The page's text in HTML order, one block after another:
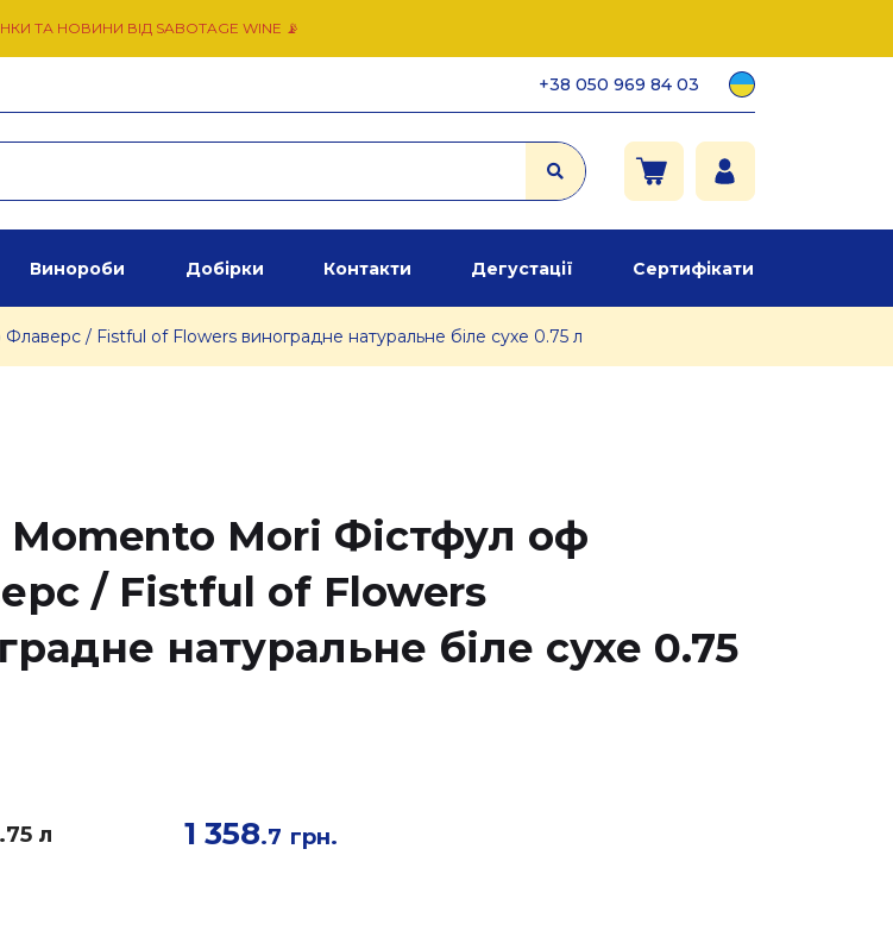
ТА НОВИНИ ВІД SABOTAGE WINE 📡
+38 050 969 84 03
Винороби Добірки Контакти Дегустації Сертифікати
/ Fistful of Flowers виноградне натуральне біле сухе 0.75 л
Mori Фістфул оф
/ Fistful of Flowers
натуральне біле сухе 0.75
л 1 358.7 грн.